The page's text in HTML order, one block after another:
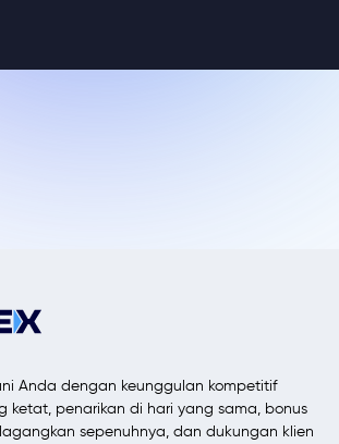
Anda dengan keunggulan kompetitif
ketat, penarikan di hari yang sama, bonus
sepenuhnya, dan dukungan klien